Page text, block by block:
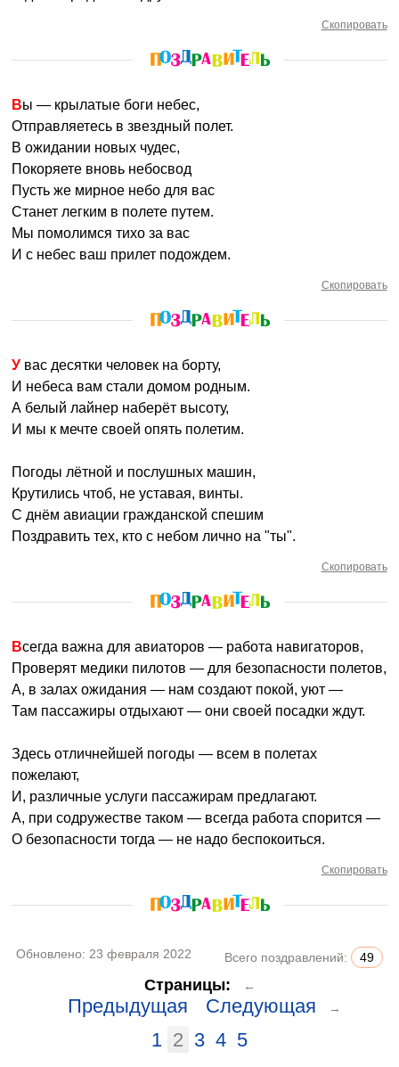
Скопировать
Вы — крылатые боги небес,
Отправляетесь в звездный полет.
В ожидании новых чудес,
Покоряете вновь небосвод
Пусть же мирное небо для вас
Станет легким в полете путем.
Мы помолимся тихо за вас
И с небес ваш прилет подождем.
Скопировать
У вас десятки человек на борту,
И небеса вам стали домом родным.
А белый лайнер наберёт высоту,
И мы к мечте своей опять полетим.
Погоды лётной и послушных машин,
Крутились чтоб, не уставая, винты.
С днём авиации гражданской спешим
Поздравить тех, кто с небом лично на "ты".
Скопировать
Всегда важна для авиаторов — работа навигаторов,
Проверят медики пилотов — для безопасности полетов,
А, в залах ожидания — нам создают покой, уют —
Там пассажиры отдыхают — они своей посадки ждут.
Здесь отличнейшей погоды — всем в полетах
пожелают,
И, различные услуги пассажирам предлагают.
А, при содружестве таком — всегда работа спорится —
О безопасности тогда — не надо беспокоиться.
Скопировать
Обновлено: 23 февраля 2022 Всего поздравлений: 49
Страницы: ←
Предыдущая Следующая →
1 2 3 4 5